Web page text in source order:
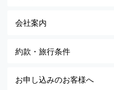
会社案内
約款・旅行条件
お申し込みのお客様へ